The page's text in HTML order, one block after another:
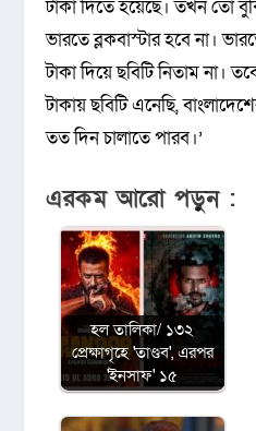
টাকা দিতে হয়েছে। তখন তো
ভারতে ব্লকবাস্টার হবে না।
টাকা দিয়ে ছবিটি নিতাম না।
টাকায় ছবিটি এনেছি,
তত দিন চালাতে পারব।’
এরকম আরো পড়ুন :
হল তালিকা/ ১৩২
প্রেক্ষাগৃহে 'তাণ্ডব', এরপর
'ইনসাফ' ১৫